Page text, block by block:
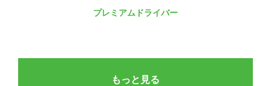
プレミアムドライバー
もっと見る